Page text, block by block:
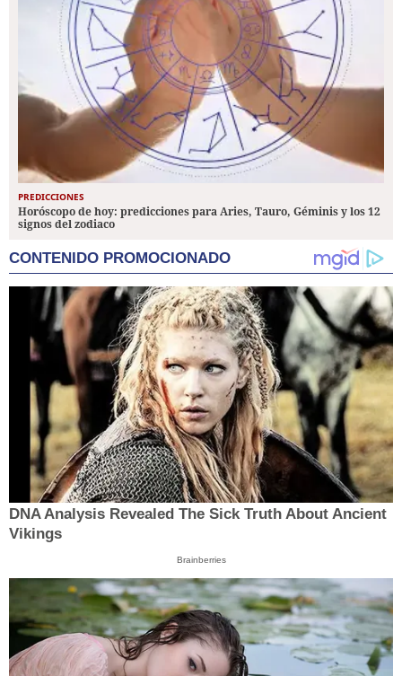
PREDICCIONES
Horóscopo de hoy: predicciones para Aries, Tauro, Géminis y los 12
signos del zodiaco
CONTENIDO PROMOCIONADO
DNA Analysis Revealed The Sick Truth About Ancient
Vikings
Brainberries